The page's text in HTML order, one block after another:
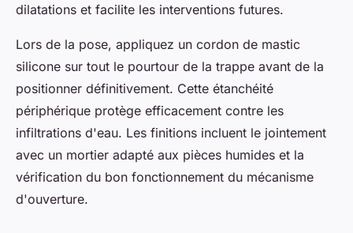
dilatations et facilite les interventions futures.
Lors de la pose, appliquez un cordon de mastic
silicone sur tout le pourtour de la trappe avant de la
positionner définitivement. Cette étanchéité
périphérique protège efficacement contre les
infiltrations d'eau. Les finitions incluent le jointement
avec un mortier adapté aux pièces humides et la
vérification du bon fonctionnement du mécanisme
d'ouverture.